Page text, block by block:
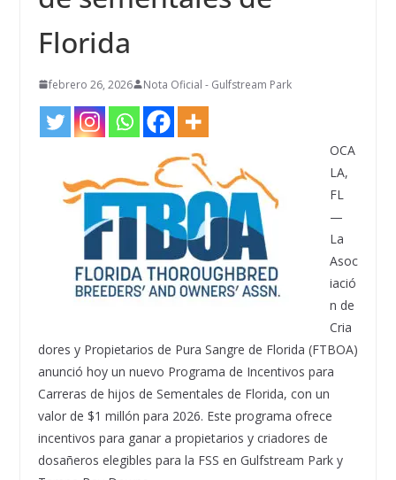
Florida
febrero 26, 2026 Nota Oficial - Gulfstream Park
OCA
LA,
FL
—
La
Asoc
iació
n de
Cria
dores y Propietarios de Pura Sangre de Florida (FTBOA)
anunció hoy un nuevo Programa de Incentivos para
Carreras de hijos de Sementales de Florida, con un
valor de $1 millón para 2026. Este programa ofrece
incentivos para ganar a propietarios y criadores de
dosañeros elegibles para la FSS en Gulfstream Park y